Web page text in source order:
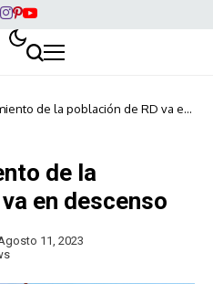
de la población de RD va en
de la
en descenso
11, 2023